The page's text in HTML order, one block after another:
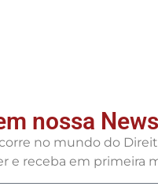
nossa
no mundo do
e receba em primeira